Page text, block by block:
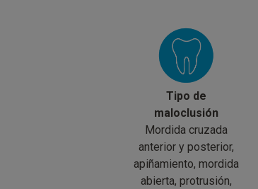
Tipo de
maloclusión
Mordida cruzada
anterior y posterior,
apiñamiento, mordida
abierta, protrusión,